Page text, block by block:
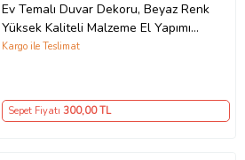
Ev Temalı Duvar Dekoru, Beyaz Renk
Yüksek Kaliteli Malzeme El Yapımı
Evler Temalı Yuvarlak Askılı Duvar
Kargo ile Teslimat
Sepet Fiyatı 300,00 TL